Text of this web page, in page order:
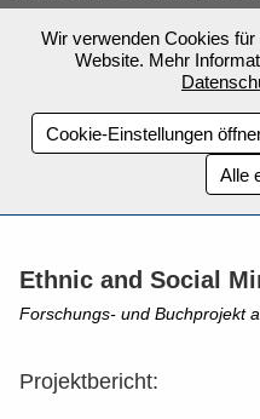
Wir verwenden Cookies
Website. Mehr
Cookie-Einstellungen
Alle
Ethnic and Social
Forschungs- und Buchprojekt
Projektbericht: